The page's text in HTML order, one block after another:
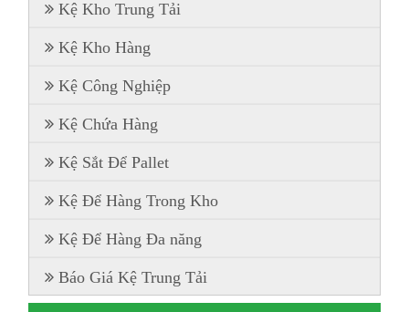
Kệ Kho Trung Tải
Kệ Kho Hàng
Kệ Công Nghiệp
Kệ Chứa Hàng
Kệ Sắt Để Pallet
Kệ Để Hàng Trong Kho
Kệ Để Hàng Đa năng
Báo Giá Kệ Trung Tải